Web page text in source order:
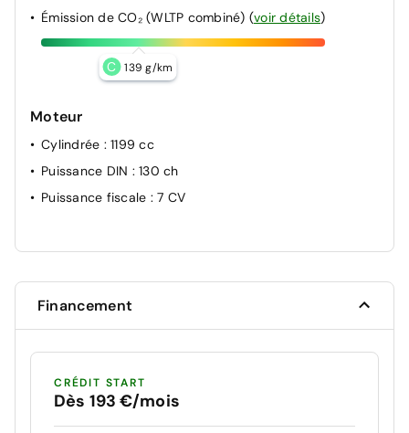
Émission de CO₂ (WLTP combiné) (voir détails)
C 139 g/km
Moteur
Cylindrée : 1199 cc
Puissance DIN : 130 ch
Puissance fiscale : 7 CV
Financement
CRÉDIT START
Dès 193 €/mois